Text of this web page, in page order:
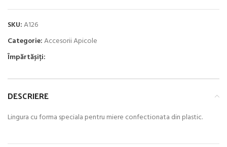
SKU:A126
Categorie:Accesorii Apicole
Împărtășiți:
DESCRIERE
Lingura cu forma speciala pentru miere confectionata din plastic.